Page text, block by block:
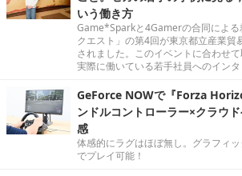
いう働き方
Game*Sparkと4Gamerの合同による
クエスト」の第4回が東京都立産業貿
されました。このイベントに合わせ
実際に働いている若手社員へのインタ
GeForce NOWで『Forza
ンドルコントローラー×クラウ
感
体感的にラグはほぼ無し。グラフィ
でプレイ可能！